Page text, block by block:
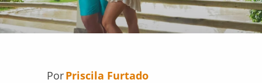
PorPriscila Furtado